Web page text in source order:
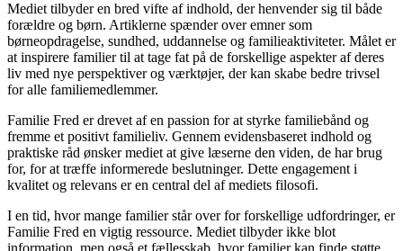
Mediet tilbyder en bred vifte af indhold, der henvender sig til både
forældre og børn. Artiklerne spænder over emner som
børneopdragelse, sundhed, uddannelse og familieaktiviteter. Målet er
at inspirere familier til at tage fat på de forskellige aspekter af deres
liv med nye perspektiver og værktøjer, der kan skabe bedre trivsel
for alle familiemedlemmer.
Familie Fred er drevet af en passion for at styrke familiebånd og
fremme et positivt familieliv. Gennem evidensbaseret indhold og
praktiske råd ønsker mediet at give læserne den viden, de har brug
for, for at træffe informerede beslutninger. Dette engagement i
kvalitet og relevans er en central del af mediets filosofi.
I en tid, hvor mange familier står over for forskellige udfordringer, er
Familie Fred en vigtig ressource. Mediet tilbyder ikke blot